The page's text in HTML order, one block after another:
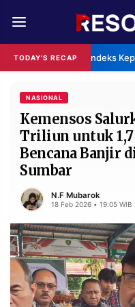
TODAY'S RECAPBPS: Indeks
REDAKSI
RESOLUSI
RUBRIKASI
EDITORIAL AKSARA
DAERAH NASIONAL
MANCA SPORT
INFORMASI
NASIONAL
Kemensos
Triliun untuk 1,7
Bencana Banjir
Sumbar
N.F Mubarok
18 Feb 2026 • 19:05 WIB